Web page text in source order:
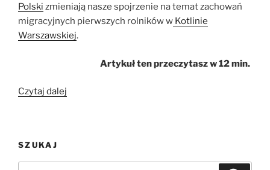
Polski zmieniają nasze spojrzenie na temat zachowań
migracyjnych pierwszych rolników w Kotlinie
Warszawskiej.
Artykuł ten przeczytasz w 12 min.
Czytaj dalej
jak
SZUKAJ